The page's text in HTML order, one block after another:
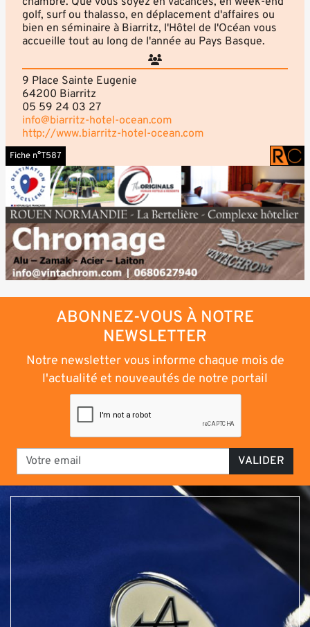
golf, surf ou thalasso, en déplacement d'affaires ou
bien en séminaire à Biarritz, l'Hôtel de l'Océan vous
accueille tout au long de l'année au Pays Basque.
9 Place Sainte Eugenie
64200 Biarritz
05 59 24 03 27
info@biarritz-hotel-ocean.com
http://www.biarritz-hotel-ocean.com
Fiche n°T587
ABONNEZ-VOUS À NOTRE
NEWSLETTER
Notre newsletter vous informe chaque mois de
l'actualité et nouveautés de notre portail
VALIDER